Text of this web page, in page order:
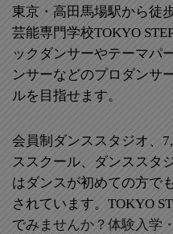
東京・高田馬場駅から徒
芸能専門学校TOKYO
ックダンサーやテーマパ
ンサーなどのプロダンサ
ルを目指せます。
会員制ダンススタジオ、
ススクール、ダンススタ
はダンスが初めての方で
されています。TOKYO
でみ ませんか？体験入学